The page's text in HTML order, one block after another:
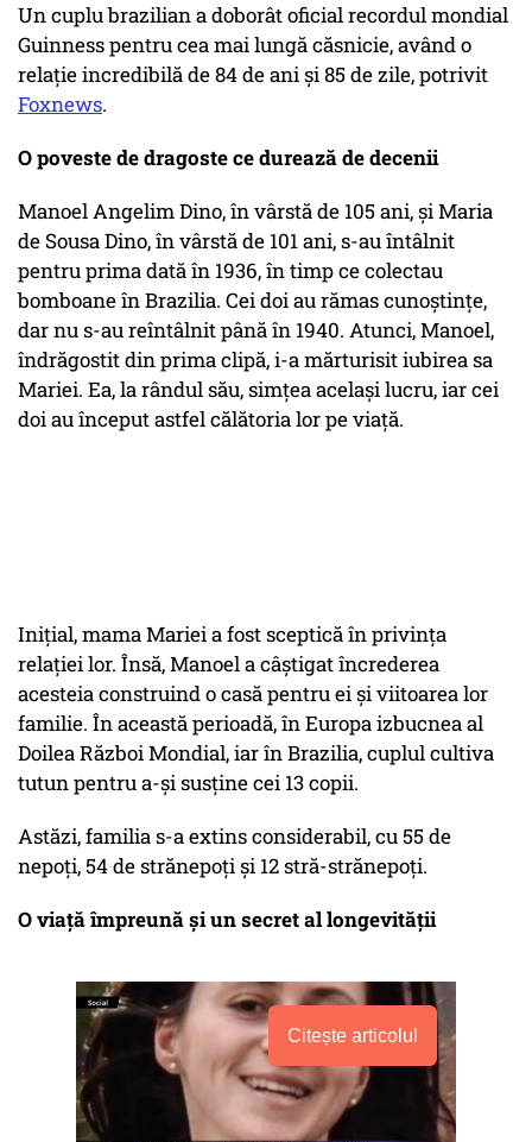
Un cuplu brazilian a doborât oficial recordul mondial
Guinness pentru cea mai lungă căsnicie, având o
relație incredibilă de 84 de ani și 85 de zile, potrivit
Foxnews.
O poveste de dragoste ce durează de decenii
Manoel Angelim Dino, în vârstă de 105 ani, și Maria
de Sousa Dino, în vârstă de 101 ani, s-au întâlnit
pentru prima dată în 1936, în timp ce colectau
bomboane în Brazilia. Cei doi au rămas cunoștințe,
dar nu s-au reîntâlnit până în 1940. Atunci, Manoel,
îndrăgostit din prima clipă, i-a mărturisit iubirea sa
Mariei. Ea, la rândul său, simțea același lucru, iar cei
doi au început astfel călătoria lor pe viață.
Inițial, mama Mariei a fost sceptică în privința
relației lor. Însă, Manoel a câștigat încrederea
acesteia construind o casă pentru ei și viitoarea lor
familie. În această perioadă, în Europa izbucnea al
Doilea Război Mondial, iar în Brazilia, cuplul cultiva
tutun pentru a-și susține cei 13 copii.
Astăzi, familia s-a extins considerabil, cu 55 de
nepoți, 54 de strănepoți și 12 stră-strănepoți.
O viață împreună și un secret al longevității
Citește articolul